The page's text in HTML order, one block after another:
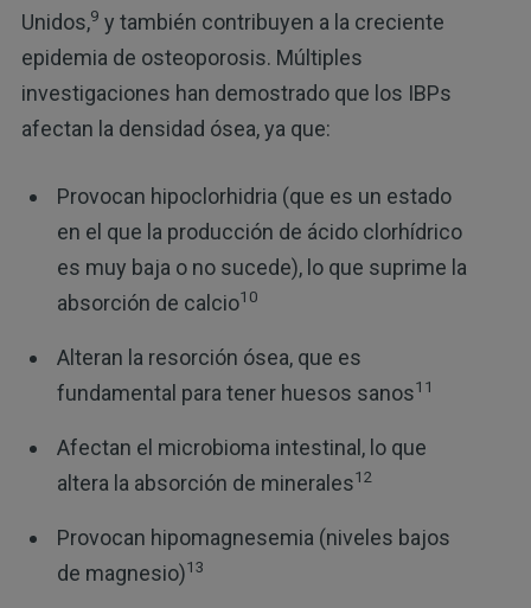
Unidos,9 y también contribuyen a la creciente
epidemia de osteoporosis. Múltiples
investigaciones han demostrado que los IBPs
afectan la densidad ósea, ya que:
Provocan hipoclorhidria (que es un estado
en el que la producción de ácido clorhídrico
es muy baja o no sucede), lo que suprime la
absorción de calcio10
Alteran la resorción ósea, que es
fundamental para tener huesos sanos11
Afectan el microbioma intestinal, lo que
altera la absorción de minerales12
Provocan hipomagnesemia (niveles bajos
de magnesio)13